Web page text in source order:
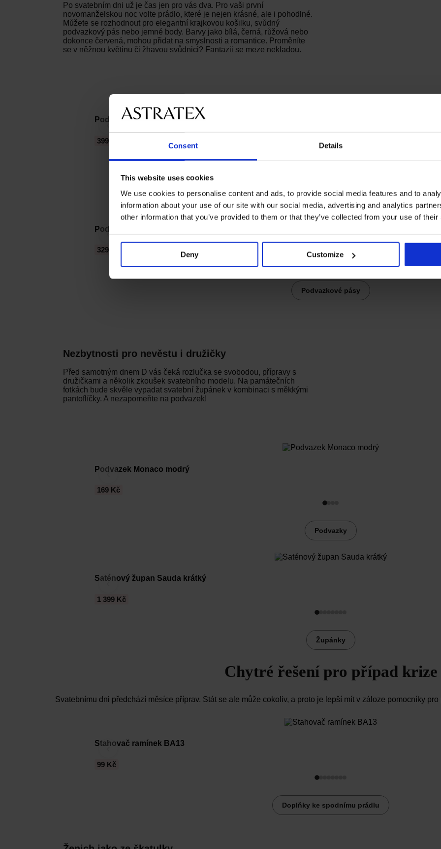
Consent Details
This website uses cookies
We use cookies to personalise content and ads, to provide social media features and to
information about your use of our site with our social media, advertising and analytics
other information that you’ve provided to them or that they’ve collected from your use of
Deny Customize
Po svatebním dni už je čas jen pro vás dva. Pro vaši první
novomanželskou noc volte prádlo, které je nejen krásné, ale i pohodlné.
Můžete se rozhodnout pro elegantní krajkovou košilku, svůdný
podvazkový pás nebo jemné body. Barvy jako bílá, černá, růžová nebo
dokonce červená, mohou přidat na smyslnosti a romantice. Proměníte
se v něžnou květinu či žhavou svůdnici? Fantazii se meze nekladou.
‹
Podvazkové punčochy Obsessive Cupide Desir
399 Kč
‹
Podvazkový pás Sarah
329 Kč
Podvazkové pásy
Nezbytnosti pro nevěstu i družičky
Před samotným dnem D vás čeká rozlučka se svobodou, přípravy s
družičkami a několik zkoušek svatebního modelu. Na památečních
fotkách bude skvěle vypadat svatební župánek v kombinaci s měkkými
pantoflíčky. A nezapomeňte na podvazek!
‹
Podvazek Monaco modrý
169 Kč
Podvazky
‹
Saténový župan Sauda krátký
1 399 Kč
Župánky
Chytré řešení pro případ krize
Svatebnímu dni předchází měsíce příprav. Stát se ale může cokoliv, a proto je lepší mít v záloze pomocníky
‹
Stahovač ramínek BA13
99 Kč
Doplňky ke spodnímu prádlu